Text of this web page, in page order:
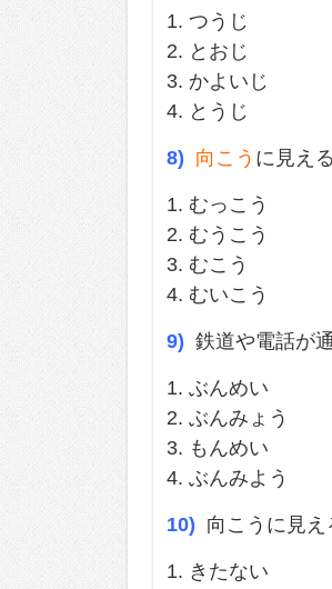
1. つうじ
2. とおじ
3. かよいじ
4. とうじ
8) 向こう に見え
1. むっこう
2. むうこう
3. むこう
4. むいこう
9) 鉄道や電話が
1. ぶんめい
2. ぶんみょう
3. もんめい
4. ぶんみよう
10) 向こうに見え
1. きたない